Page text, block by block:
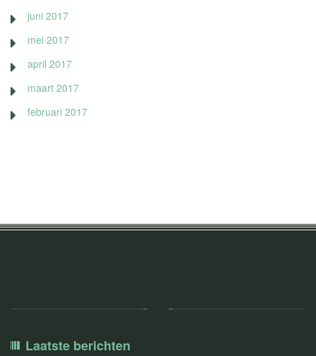
juni 2017
mei 2017
april 2017
maart 2017
februari 2017
Laatste berichten